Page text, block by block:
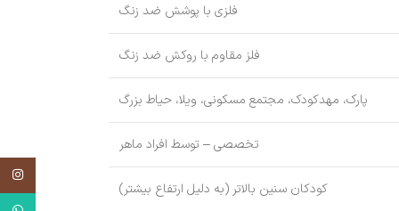
فلزی با پوشش ضد زنگ
فلز مقاوم با روکش ضد زنگ
پارک، مهدکودک، مجتمع مسکونی، ویلا، حیاط بزرگ
تخصصی – توسط افراد ماهر
کودکان سنین بالاتر (به دلیل ارتفاع بیشتر)